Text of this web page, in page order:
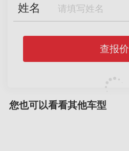
姓名
查报价
您也可以看看其他车型